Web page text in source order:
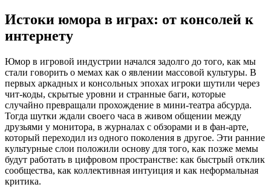
Истоки юмора в играх: от консолей к
интернету
Юмор в игровой индустрии начался задолго до того, как мы
стали говорить о мемах как о явлении массовой культуры. В
первых аркадных и консольных эпохах игроки шутили через
чит-коды, скрытые уровни и странные баги, которые
случайно превращали прохождение в мини-театра абсурда.
Тогда шутки ждали своего часа в живом общении между
друзьями у монитора, в журналах с обзорами и в фан-арте,
который переходил из одного поколения в другое. Эти ранние
культурные слои положили основу для того, как позже мемы
будут работать в цифровом пространстве: как быстрый отклик
сообщества, как коллективная интуиция и как неформальная
критика.